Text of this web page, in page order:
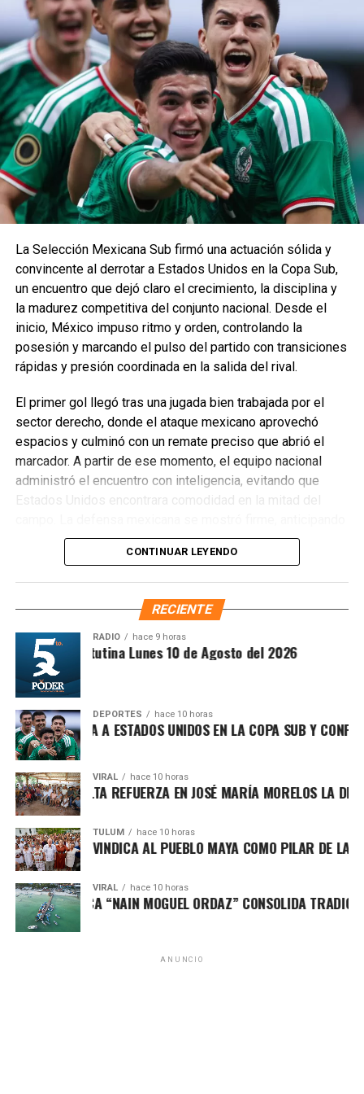
La Selección Mexicana Sub firmó una actuación sólida y
convincente al derrotar a Estados Unidos en la Copa Sub,
un encuentro que dejó claro el crecimiento, la disciplina y
la madurez competitiva del conjunto nacional. Desde el
inicio, México impuso ritmo y orden, controlando la
posesión y marcando el pulso del partido con transiciones
rápidas y presión coordinada en la salida del rival.
El primer gol llegó tras una jugada bien trabajada por el
sector derecho, donde el ataque mexicano aprovechó
espacios y culminó con un remate preciso que abrió el
marcador. A partir de ese momento, el equipo nacional
administró el encuentro con inteligencia, evitando que
Estados Unidos encontrara comodidad en la mitad del
cada intento de reacción y cerrando líneas para impedir
avances peligrosos.CONTINUAR LEYENDO
RECIENTE
RADIO hace 9 horas
Síntesis Matutina Lunes 10 de Agosto del 2026
DEPORTES hace 10 horas
DERROTA A ESTADOS UNIDOS EN LA COPA SUB Y CONFIRMA
VIRAL hace 10 horas
PERALTA REFUERZA EN JOSÉ MARÍA MORELOS LA
TULUM hace 10 horas
REIVINDICA AL PUEBLO MAYA COMO PILAR DE LA
VIRAL hace 10 horas
DE PESCA “NAIN MOGUEL ORDAZ” CONSOLIDA TRADICIÓN
ANUNCIO